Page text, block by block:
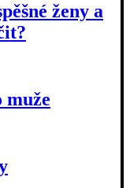
ženy a